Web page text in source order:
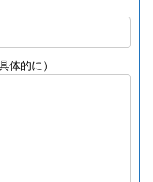
体的に）